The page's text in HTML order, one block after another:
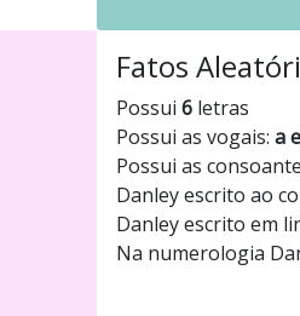
Fatos
Possui 6 letras
Possui as vogais: a e
Possui as
Danley escrito ao
Danley escrito em
Na numerologia